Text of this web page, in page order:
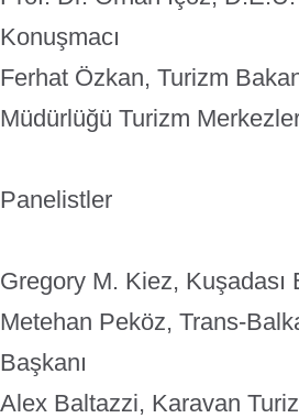
Konuşmacı
Ferhat Özkan, Turizm
Müdürlüğü Turizm
Panelistler
Gregory M. Kiez,
Metehan Peköz, Trans-
Başkanı
Alex Baltazzi, Karavan